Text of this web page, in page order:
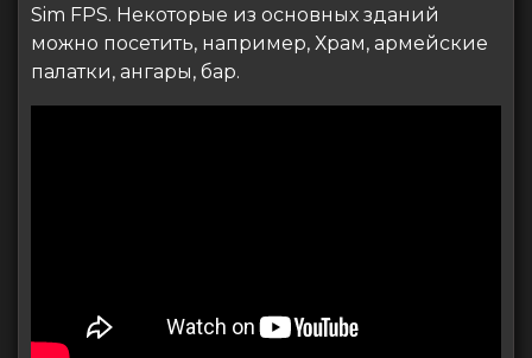
Sim FPS. Некоторые из основных зданий
можно посетить, например, Храм, армейские
палатки, ангары, бар.